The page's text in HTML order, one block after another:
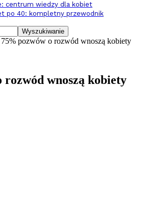
centrum wiedzy dla kobiet
po 40: kompletny przewodnik
75% pozwów o rozwód wnoszą kobiety
rozwód wnoszą kobiety